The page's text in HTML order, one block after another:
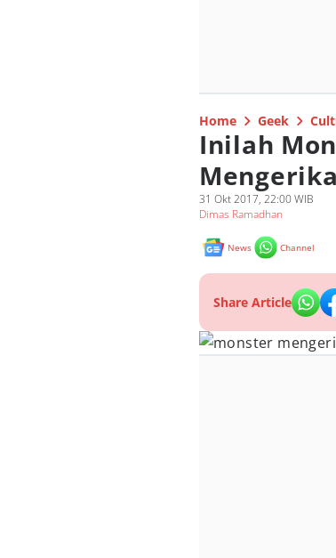
Home Geek
Inilah
31 Okt 2017, 22:00 WIB
Dimas Ramadhan
News Channel
Share Article